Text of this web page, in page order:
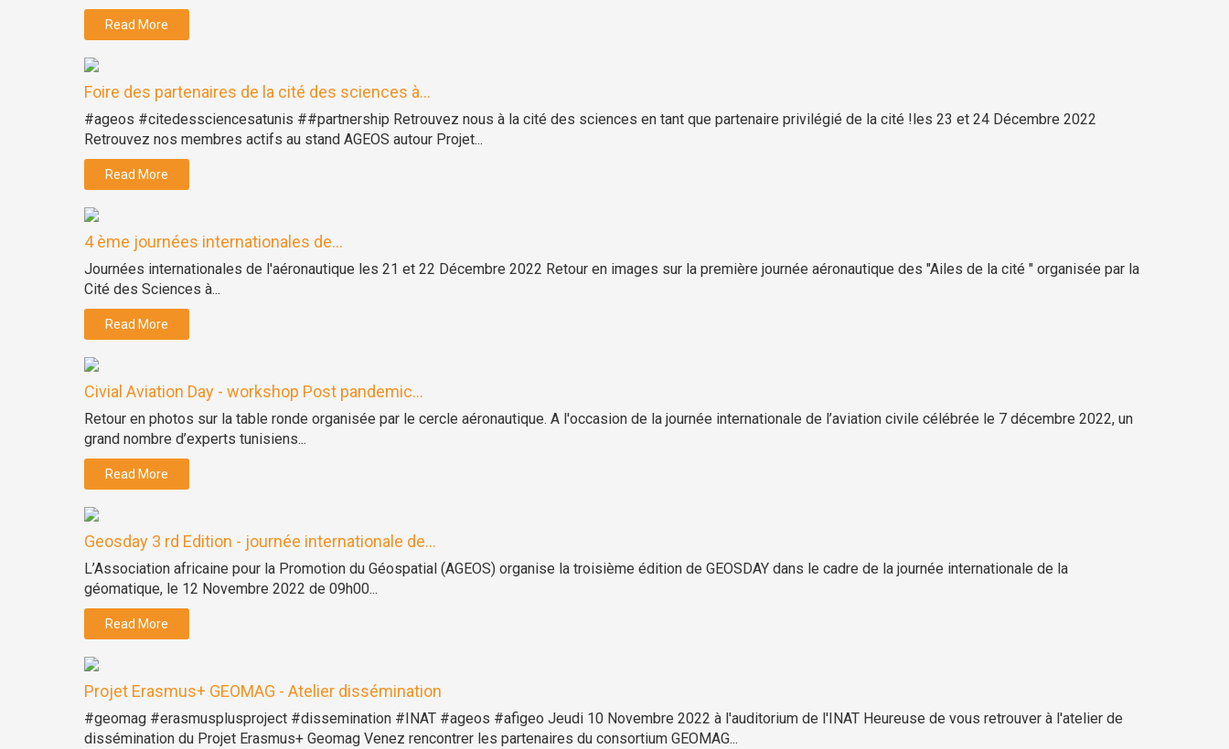
Read More
Foire des partenaires de la cité des sciences à...
#ageos #citedessciencesatunis ##partnership Retrouvez nous à la cité des sciences en tant que partenaire privilégié de la cité !les 23 et 24 Décembre 2022
Retrouvez nos membres actifs au stand AGEOS autour Projet...
Read More
4 ème journées internationales de...
Journées internationales de l'aéronautique les 21 et 22 Décembre 2022 Retour en images sur la première journée aéronautique des "Ailes de la cité " organisée par la
Cité des Sciences à...
Read More
Civial Aviation Day - workshop Post pandemic...
Retour en photos sur la table ronde organisée par le cercle aéronautique. A l'occasion de la journée internationale de l’aviation civile célébrée le 7 décembre 2022, un
grand nombre d’experts tunisiens...
Read More
Geosday 3 rd Edition - journée internationale de...
L’Association africaine pour la Promotion du Géospatial (AGEOS) organise la troisième édition de GEOSDAY dans le cadre de la journée internationale de la
géomatique, le 12 Novembre 2022 de 09h00...
Read More
Projet Erasmus+ GEOMAG - Atelier dissémination
#geomag #erasmusplusproject #dissemination #INAT #ageos #afigeo Jeudi 10 Novembre 2022 à l'auditorium de l'INAT Heureuse de vous retrouver à l'atelier de
dissémination du Projet Erasmus+ Geomag Venez rencontrer les partenaires du consortium GEOMAG...